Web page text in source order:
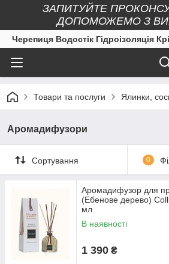
ЗАПИТУЙТЕ
ДОПОМОЖЕМО З
Черепиця Водостік Гідроізоляція
Товари та послуги Ялинки,
Аромадифузори
Сортування 0
Аромадифузор для
(Ебенове дерево)
мл
В наявності
1 390 ₴